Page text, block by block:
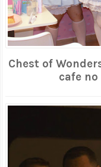
Chest of
cafe